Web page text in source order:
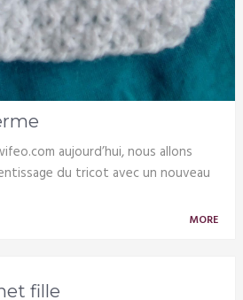
aujourd’hui, nous allons
du tricot avec un nouveau
MORE
fille